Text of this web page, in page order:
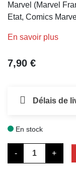
Marvel (Marvel
Etat, Comics
En savoir plus
7,90 €
Délais de
En stock
- +